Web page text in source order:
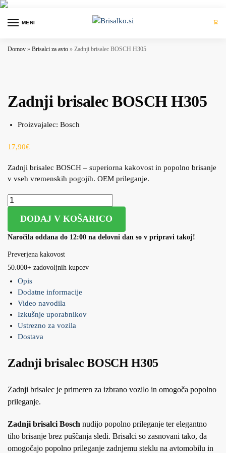
MENI
Domov » Brisalci za avto » Zadnji brisalec BOSCH H305
Zadnji brisalec BOSCH H305
Proizvajalec: Bosch
17,90€
Zadnji brisalec BOSCH – superiorna kakovost in popolno brisanje
v vseh vremenskih pogojih. OEM prileganje.
DODAJ V KOŠARICO
Naročila oddana do 12:00 na delovni dan so v pripravi takoj!
Preverjena kakovost
50.000+ zadovoljnih kupcev
Opis
Dodatne informacije
Video navodila
Izkušnje uporabnikov
Ustrezno za vozila
Dostava
Zadnji brisalec BOSCH H305
Zadnji brisalec je primeren za izbrano vozilo in omogoča popolno
prileganje.
Zadnji brisalci Bosch nudijo popolno prileganje ter elegantno
tiho brisanje brez puščanja sledi. Brisalci so zasnovani tako, da
omogočajo popolno prileganje zadnjemu steklu na avtomobilu in